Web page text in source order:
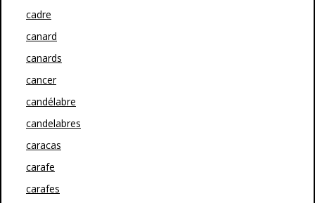
cadre
canard
canards
cancer
candélabre
candelabres
caracas
carafe
carafes